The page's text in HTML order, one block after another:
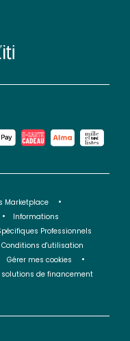
Marketplace
Informations
Professionnels
Conditions d'utilisation
Gérer mes cookies
de financement